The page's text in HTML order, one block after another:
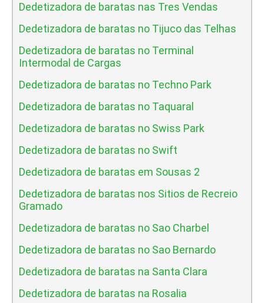
Dedetizadora de baratas nas Tres Vendas
Dedetizadora de baratas no Tijuco das Telhas
Dedetizadora de baratas no Terminal
Intermodal de Cargas
Dedetizadora de baratas no Techno Park
Dedetizadora de baratas no Taquaral
Dedetizadora de baratas no Swiss Park
Dedetizadora de baratas no Swift
Dedetizadora de baratas em Sousas 2
Dedetizadora de baratas nos Sitios de Recreio
Gramado
Dedetizadora de baratas no Sao Charbel
Dedetizadora de baratas no Sao Bernardo
Dedetizadora de baratas na Santa Clara
Dedetizadora de baratas na Rosalia